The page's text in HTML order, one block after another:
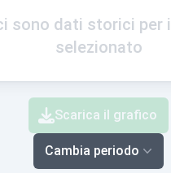
sono dati storici per
selezionato
Scarica il grafico
Cambia periodo